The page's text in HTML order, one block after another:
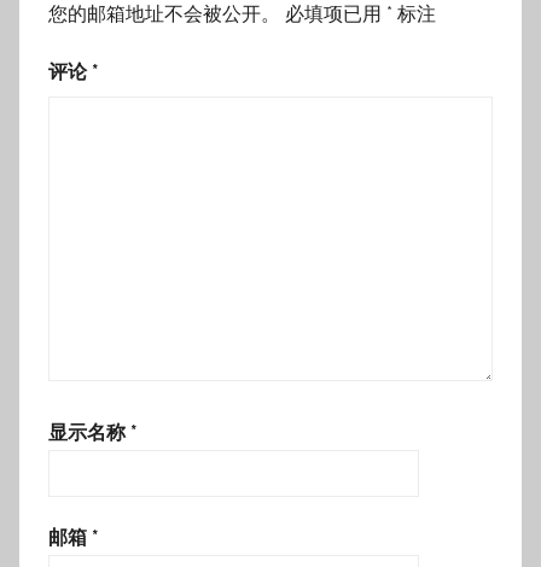
您的邮箱地址不会被公开。 必填项已用 * 标注
评论 *
显示名称 *
邮箱 *